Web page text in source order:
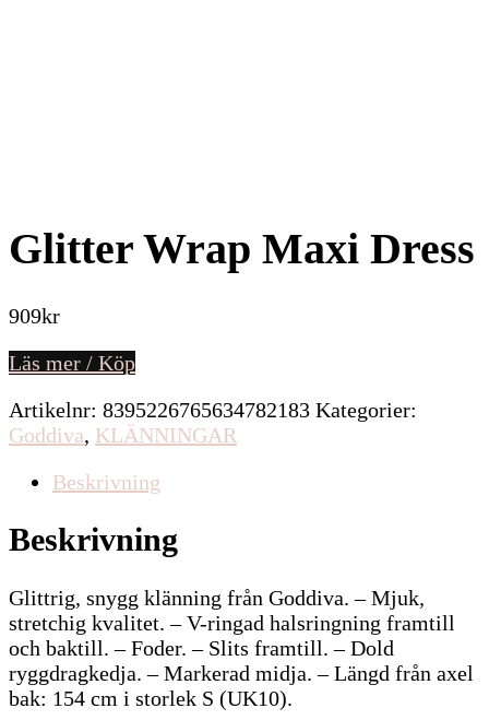
Glitter Wrap Maxi Dress
909kr
Läs mer / Köp
Artikelnr: 8395226765634782183 Kategorier:
Goddiva, KLÄNNINGAR
Beskrivning
Beskrivning
Glittrig, snygg klänning från Goddiva. – Mjuk,
stretchig kvalitet. – V-ringad halsringning framtill
och baktill. – Foder. – Slits framtill. – Dold
ryggdragkedja. – Markerad midja. – Längd från axel
bak: 154 cm i storlek S (UK10).